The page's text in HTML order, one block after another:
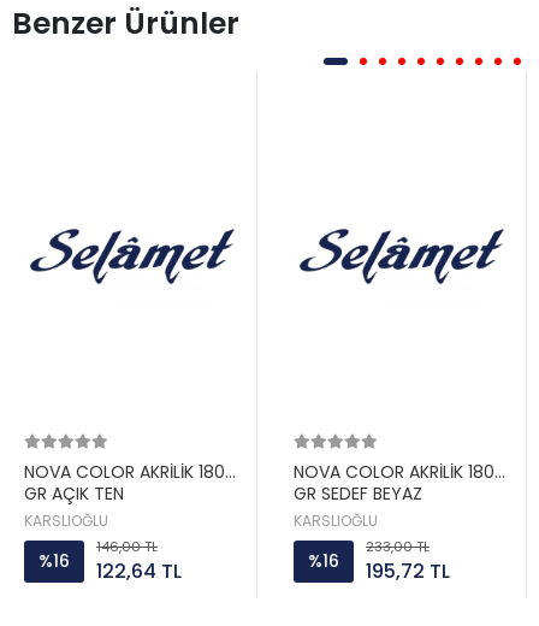
Benzer Ürünler
NOVA COLOR AKRİLİK 180
GR AÇIK TEN
KARSLIOĞLU
%16
146,00 TL
122,64 TL
NOVA COLOR AKRİLİK 180
GR SEDEF BEYAZ
KARSLIOĞLU
%16
233,00 TL
195,72 TL